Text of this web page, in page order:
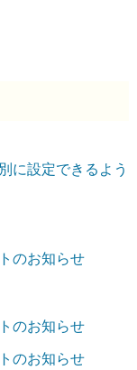
に設定できるよう
のお知らせ
のお知らせ
のお知らせ